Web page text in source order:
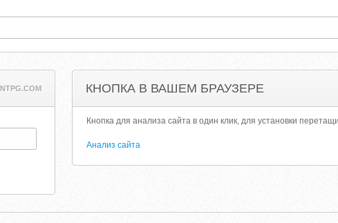
КНОПКА В ВАШЕМ БРАУЗЕРЕ
Кнопка для анализа сайта в один клик, для установки
Анализ сайта